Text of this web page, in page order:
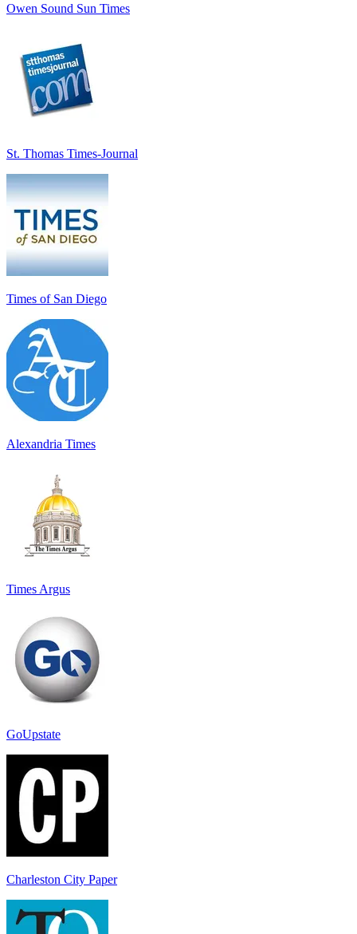
Owen Sound Sun Times
St. Thomas Times-Journal
Times of San Diego
Alexandria Times
Times Argus
GoUpstate
Charleston City Paper